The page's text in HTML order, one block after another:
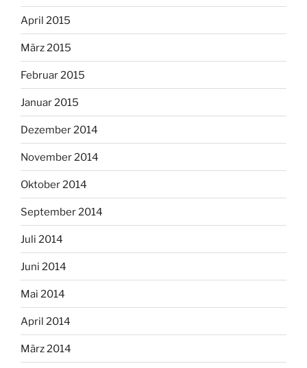
April 2015
März 2015
Februar 2015
Januar 2015
Dezember 2014
November 2014
Oktober 2014
September 2014
Juli 2014
Juni 2014
Mai 2014
April 2014
März 2014